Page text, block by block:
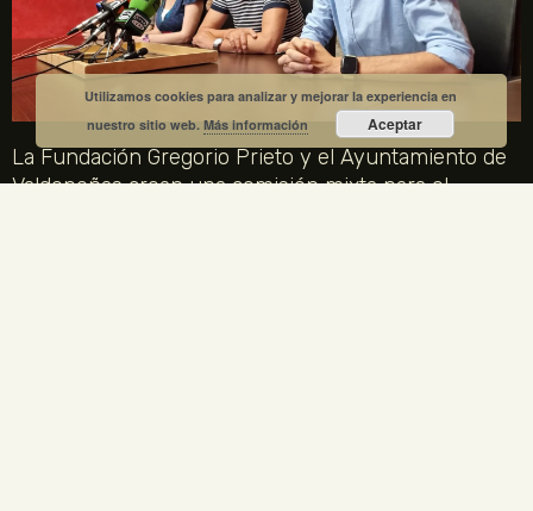
La Fundación Gregorio Prieto y el Ayuntamiento de
Valdepeñas crean una comisión mixta para el
Utilizamos cookies para analizar y mejorar la experiencia en
nuestro sitio web.Más información Aceptar